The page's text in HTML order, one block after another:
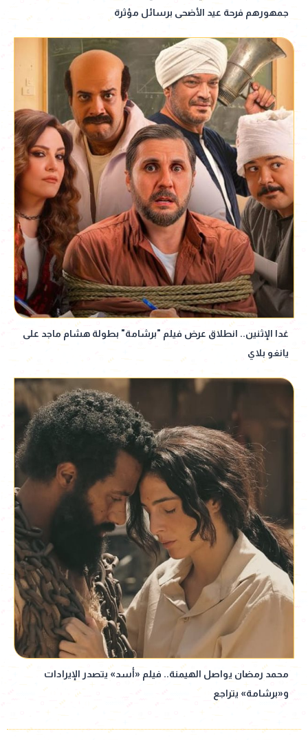
جمهورهم فرحة عيد الأضحى برسائل مؤثرة
غدا الإثنين.. انطلاق عرض فيلم "برشامة" بطولة هشام ماجد على
يانغو بلاي
محمد رمضان يواصل الهيمنة.. فيلم «أسد» يتصدر الإيرادات
و«برشامة» يتراجع